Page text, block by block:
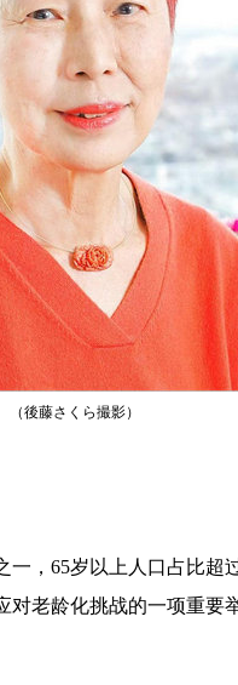
（後藤さくら撮影）
，65岁以上人口占比超
老龄化挑战的一项重要